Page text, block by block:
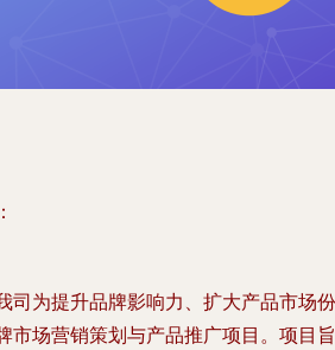
司为提升品牌影响力、扩大产品市场份
市场营销策划与产品推广项目。项目旨